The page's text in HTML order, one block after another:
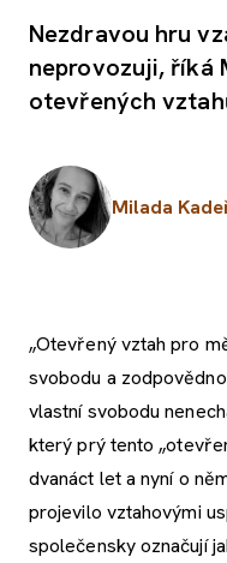
Nezdravou hru
neprovozuji, říká
otevřených
Milada
„Otevřený vztah pro
svobodu a
vlastní svobodu
který prý tento
dvanáct let a nyní o
projevilo vztahovými
společensky označují